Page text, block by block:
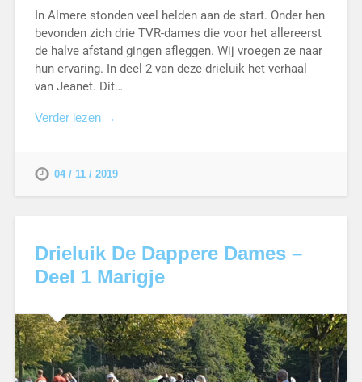
In Almere stonden veel helden aan de start. Onder hen
bevonden zich drie TVR-dames die voor het allereerst
de halve afstand gingen afleggen. Wij vroegen ze naar
hun ervaring. In deel 2 van deze drieluik het verhaal
van Jeanet. Dit…
Verder lezen →
04 / 11 / 2019
Drieluik De Dappere Dames –
Deel 1 Marigje